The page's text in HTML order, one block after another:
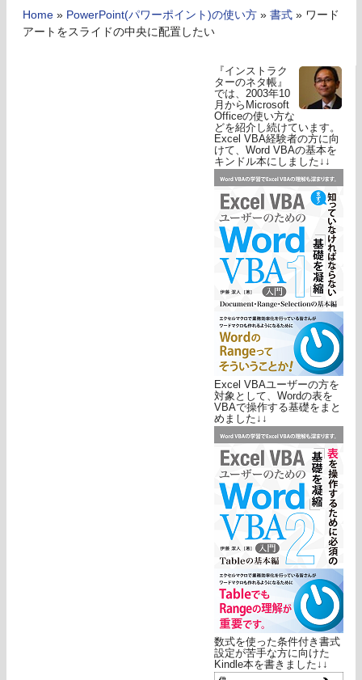
Home » PowerPoint(パワーポイント)の使い方 » 書式 » ワード
アートをスライドの中央に配置したい
『インストラク
ターのネタ帳』
では、2003年10
月からMicrosoft
Officeの使い方な
どを紹介し続けています。
Excel VBA経験者の方に向
けて、Word VBAの基本を
キンドル本にしました↓↓
Excel VBAユーザーの方を
対象として、Wordの表を
VBAで操作する基礎をまと
めました↓↓
数式を使った条件付き書式
設定が苦手な方に向けた
Kindle本を書きました↓↓